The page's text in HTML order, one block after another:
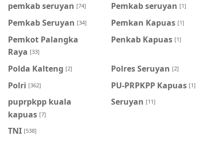
pemkab seruyan [74] Pemkab seruyan [1]
Pemkab Seruyan [34] Pemkan Kapuas [1]
Pemkot Palangka
Raya [33]
Penkab Kapuas [1]
Polda Kalteng [2] Polres Seruyan [2]
Polri [362] PU-PRPKPP Kapuas [1]
puprpkpp kuala
kapuas [7]
Seruyan [11]
TNI [538]